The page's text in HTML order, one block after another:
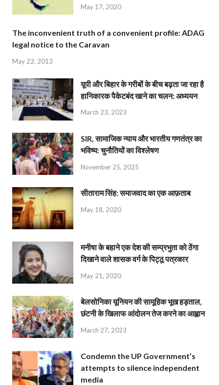
May 17, 2020
The inconvenient truth of a convenient profile: ADAG
legal notice to the Caravan
May 22, 2013
यूपी और बिहार के गरीबों के बीच बढ़ता जा रहा है
हानिकारक पैकेटबंद खाने का चलन: अध्ययन
March 23, 2023
SIR, सामाजिक न्याय और भारतीय गणतंत्र का
भविष्य: चुनौतियों का विश्लेषण
November 25, 2025
सीताराम सिंह: समाजवाद का एक आफ़ताब
May 18, 2020
मनीषा के बहाने एक देश की सम्प्रभुता को ठेंगा
दिखाने वाले शासक वर्ग के पिट्ठू पत्रकार
May 21, 2020
बेलसोनिका यूनियन की सामूहिक भूख हड़ताल,
छंटनी के खिलाफ आंदोलन तेज करने का आह्वान
March 27, 2023
Condemn the UP Government’s
attempts to silence independent
media